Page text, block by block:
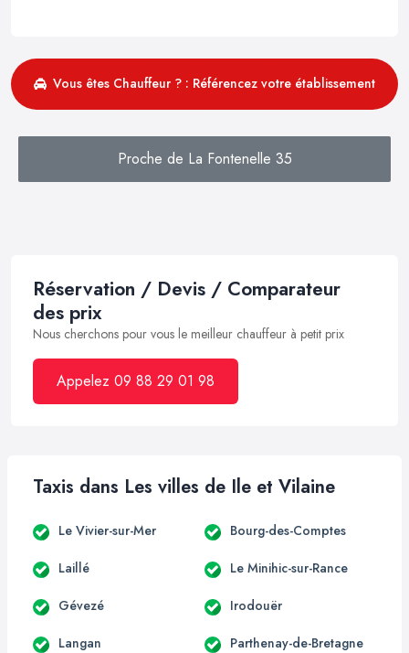
Vous êtes Chauffeur ? : Référencez votre établissement
Proche de La Fontenelle 35
Réservation / Devis / Comparateur
des prix
Nous cherchons pour vous le meilleur chauffeur à petit prix
Appelez 09 88 29 01 98
Taxis dans Les villes de Ile et Vilaine
Le Vivier-sur-Mer Bourg-des-Comptes
Laillé Le Minihic-sur-Rance
Gévezé Irodouër
Langan Parthenay-de-Bretagne